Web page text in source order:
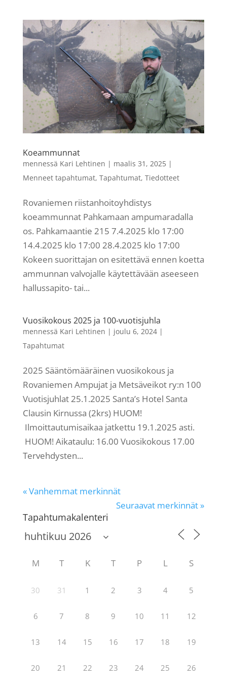
Koeammunnat
mennessä Kari Lehtinen | maalis 31, 2025|
Menneet tapahtumat, Tapahtumat, Tiedotteet
Rovaniemen riistanhoitoyhdistys
koeammunnat Pahkamaan ampumaradalla
os. Pahkamaantie 215 7.4.2025 klo 17:00
14.4.2025 klo 17:00 28.4.2025 klo 17:00
Kokeen suorittajan on esitettävä ennen koetta
ammunnan valvojalle käytettävään aseeseen
hallussapito- tai...
Vuosikokous 2025 ja 100-vuotisjuhla
mennessä Kari Lehtinen | joulu 6, 2024|
Tapahtumat
2025 Sääntömääräinen vuosikokous ja
Rovaniemen Ampujat ja Metsäveikot ry:n 100
Vuotisjuhlat 25.1.2025 Santa’s Hotel Santa
Clausin Kirnussa (2krs) HUOM!
Ilmoittautumisaikaa jatkettu 19.1.2025 asti.
HUOM! Aikataulu: 16.00 Vuosikokous 17.00
Tervehdysten...
« Vanhemmat merkinnät
Seuraavat merkinnät »
Tapahtumakalenteri
M T K T P L S
30 31 1 2 3 4 5
6 7 8 9 10 11 12
13 14 15 16 17 18 19
20 21 22 23 24 25 26